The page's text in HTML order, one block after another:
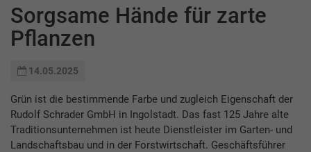
Sorgsame Hände für zarte
Pflanzen
14.05.2025
Grün ist die bestimmende Farbe und zugleich Eigenschaft der
Rudolf Schrader GmbH in Ingolstadt. Das fast 125 Jahre alte
Traditionsunternehmen ist heute Dienstleister im Garten- und
Landschaftsbau und in der Forstwirtschaft. Geschäftsführer